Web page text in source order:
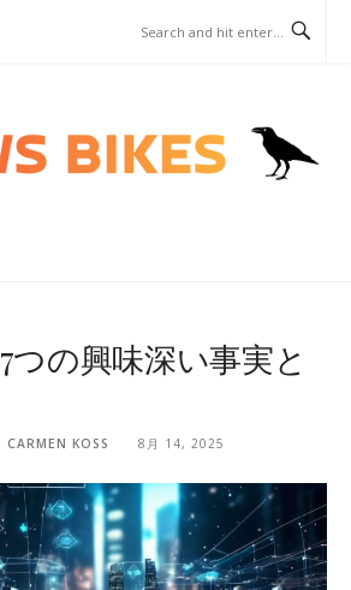
つの興味深い事実と
CARMEN KOSS 8月 14, 2025